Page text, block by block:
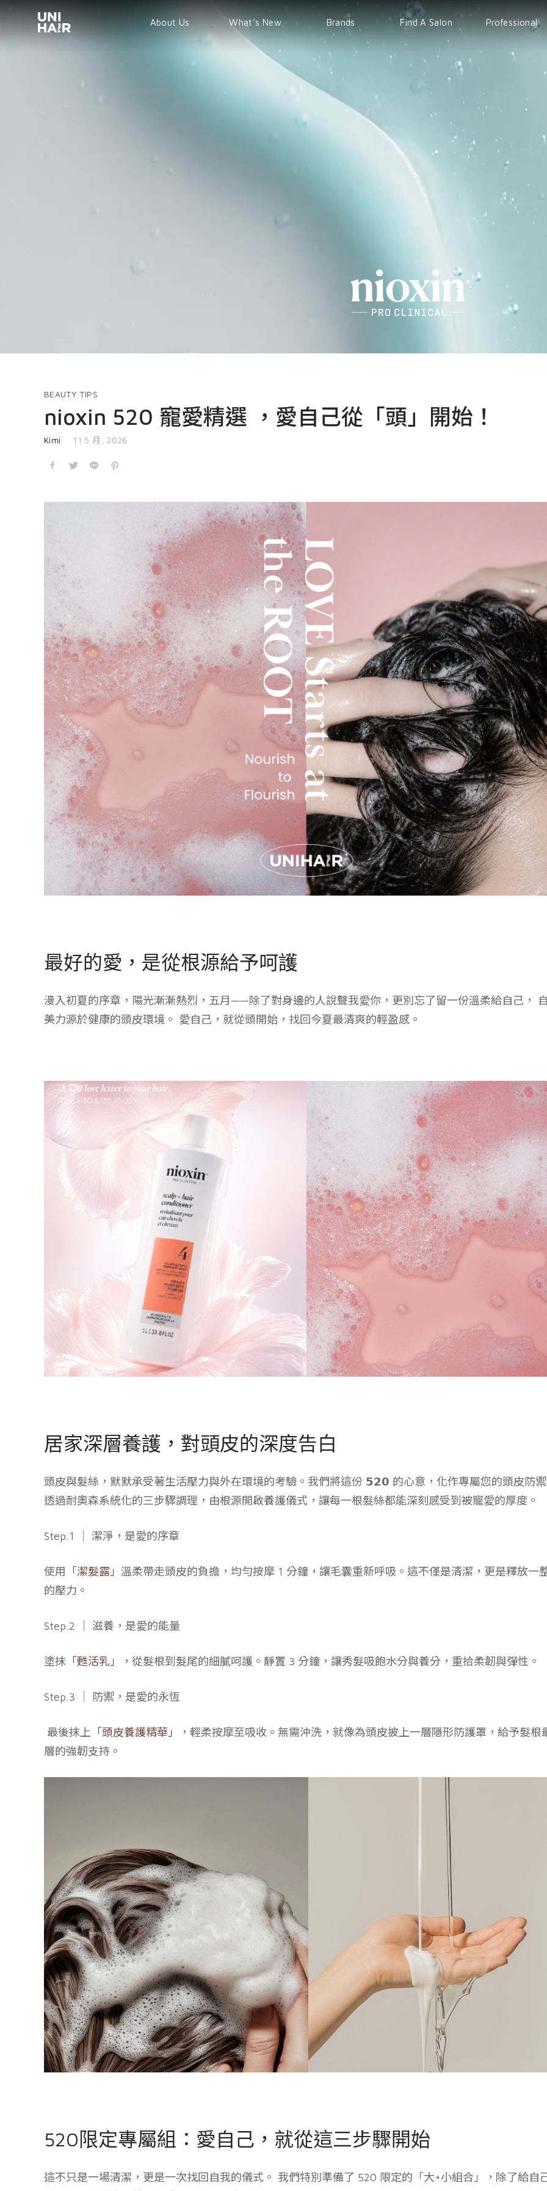
About Us What’s New
TREND
Brands
Sebastian
Find A Salon Professional
EVENT
BEAUTY TIPS
nioxin 520 寵愛精選 ，愛自己從「頭」開始！
Kimi 發表於
11 5 月, 2026
最好的愛，是從根源給予呵護
漫入初夏的序章，陽光漸漸熱烈，五月——除了對身邊的人說聲我愛你，更別忘了留一份溫柔給自己，
美力源於健康的頭皮環境。 愛自己，就從頭開始，找回今夏最清爽的輕盈感。
居家深層養護，對頭皮的深度告白
頭皮與髮絲，默默承受著生活壓力與外在環境的考驗。我們將這份 𝟱𝟮𝟬 的心意，化作專屬您的頭皮防
透過耐奧森系統化的三步驟調理，由根源開啟養護儀式，讓每一根髮絲都能深刻感受到被寵愛的厚度。
Step.1 ｜ 潔淨，是愛的序章
使用 「潔髮露」 溫柔帶走頭皮的負擔，均勻按摩 1 分鐘，讓毛囊重新呼吸。這不僅是清潔，更是釋放一
的壓力。
Step.2 ｜ 滋養，是愛的能量
塗抹 「甦活乳」 ，從髮根到髮尾的細膩呵護。靜置 3 分鐘，讓秀髮吸飽水分與養分，重拾柔韌與彈性。
Step.3 ｜ 防禦，是愛的永恆
最後抹上 「頭皮養護精華」
，輕柔按摩至吸收。無需沖洗，就像為頭皮披上一層隱形防護罩，給予髮根
層的強韌支持。
520限定專屬組：愛自己，就從這三步驟開始
這不只是一場清潔，更是一次找回自我的儀式。 我們特別準備了 520 限定的「大+小組合」，除了給自